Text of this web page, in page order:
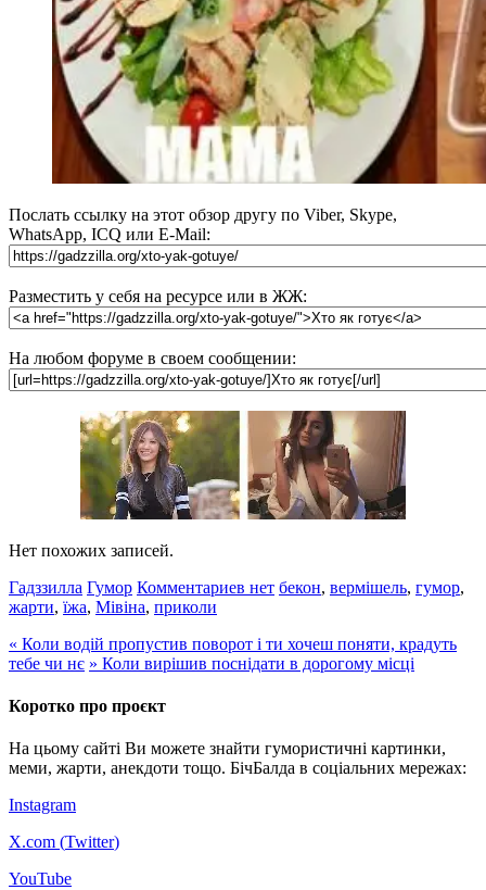
Послать ссылку на этот обзор другу по Viber, Skype,
WhatsApp, ICQ или E-Mail:
Разместить у себя на ресурсе или в ЖЖ:
На любом форуме в своем сообщении:
Нет похожих записей.
Гадззилла Гумор Комментариев нет бекон, вермішель, гумор,
жарти, їжа, Мівіна, приколи
« Коли водій пропустив поворот і ти хочеш поняти, крадуть
тебе чи нє » Коли вирішив поснідати в дорогому місці
Коротко про проєкт
На цьому сайті Ви можете знайти гумористичні картинки,
меми, жарти, анекдоти тощо. БічБалда в соціальних мережах:
Instagram
X.com (Twitter)
YouTube